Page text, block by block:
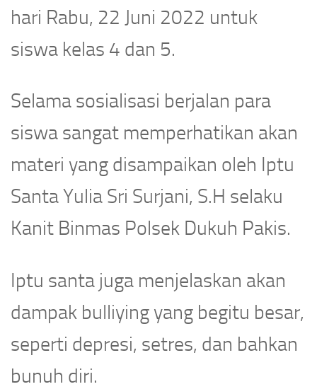
hari Rabu, 22 Juni 2022 untuk
siswa kelas 4 dan 5.
Selama sosialisasi berjalan para
siswa sangat memperhatikan akan
materi yang disampaikan oleh Iptu
Santa Yulia Sri Surjani, S.H selaku
Kanit Binmas Polsek Dukuh Pakis.
Iptu santa juga menjelaskan akan
dampak bulliying yang begitu besar,
seperti depresi, setres, dan bahkan
bunuh diri.